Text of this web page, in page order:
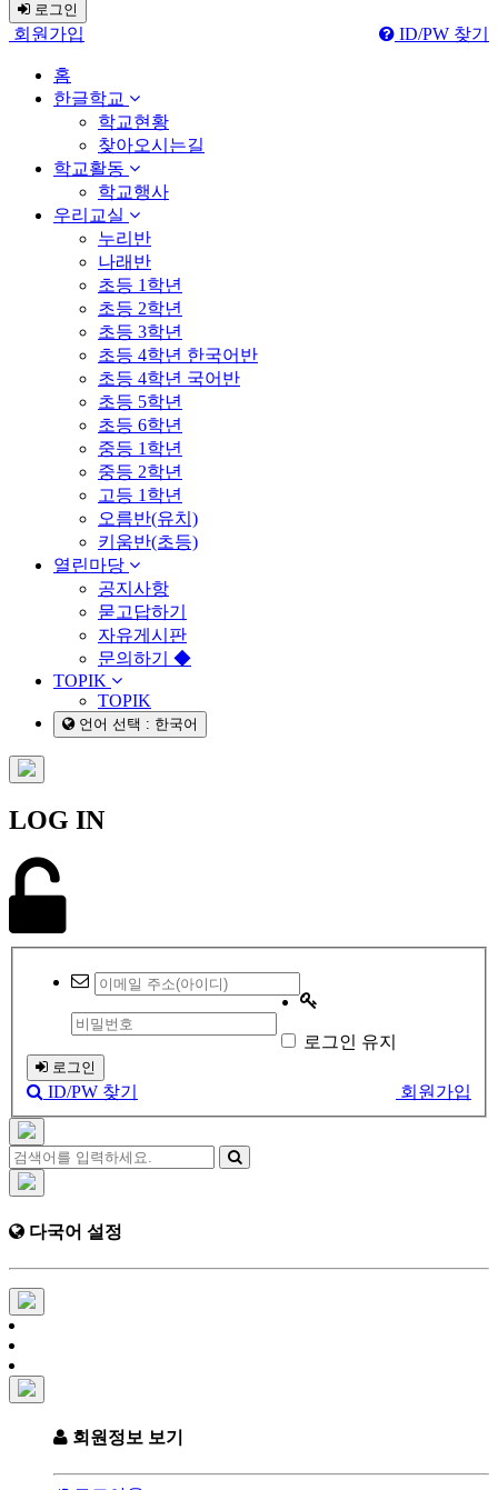
로그인
회원가입 ID/PW 찾기
홈
한글학교
학교현황
찾아오시는길
학교활동
학교행사
우리교실
누리반
나래반
초등 1학년
초등 2학년
초등 3학년
초등 4학년 한국어반
초등 4학년 국어반
초등 5학년
초등 6학년
중등 1학년
중등 2학년
고등 1학년
오름반(유치)
키움반(초등)
열린마당
공지사항
묻고답하기
자유게시판
문의하기 ◆
TOPIK
TOPIK
언어 선택 : 한국어
LOG IN
로그인 유지
로그인
회원가입
ID/PW 찾기
다국어 설정
회원정보 보기